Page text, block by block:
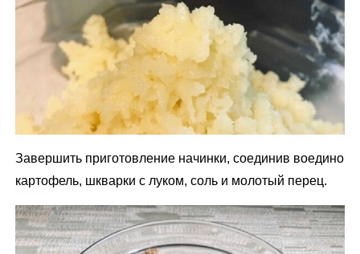
Завершить приготовление начинки, соединив воедино
картофель, шкварки с луком, соль и молотый перец.